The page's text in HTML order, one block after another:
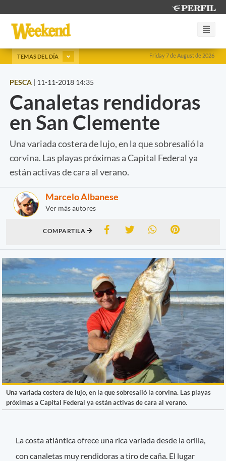
Friday 7 de August de 2026
TEMAS DEL DÍA
PESCA | 11-11-2018 14:35
Canaletas rendidoras
en San Clemente
Una variada costera de lujo, en la que sobresalió la
corvina. Las playas próximas a Capital Federal ya
están activas de cara al verano.
Marcelo Albanese
Ver más autores
COMPARTILA
Una variada costera de lujo, en la que sobresalió la corvina. Las playas
próximas a Capital Federal ya están activas de cara al verano.
La costa atlántica ofrece una rica variada desde la orilla,
con canaletas muy rendidoras a tiro de caña. El lugar